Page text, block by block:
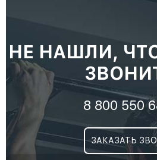
НЕ НАШЛИ,
8 800 550
ЗАКАЗАТЬ